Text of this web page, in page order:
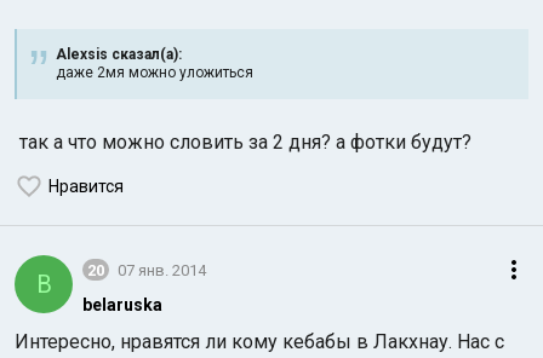
Alexsis сказал(а):
даже 2мя можно уложиться
так а что можно словить за 2 дня? а фотки будут?
Нравится
B 20 07 янв. 2014
belaruska
Интересно, нравятся ли кому кебабы в Лакхнау. Нас с